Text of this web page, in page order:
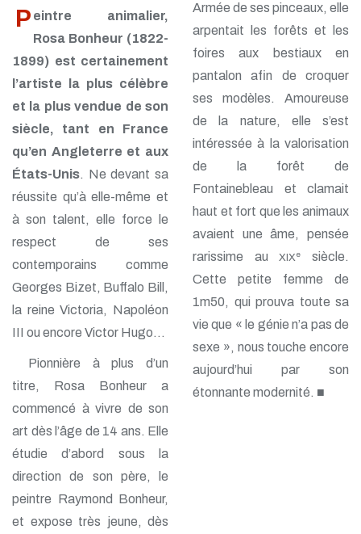
TP - Juin 2019
TP - Mai 2019
TP - Avril 2019
TP - Mars 2019
TP - Février 2019
TP - Décembre 2018
TP - Novembre 2018
TP - Octobre 2018
TP - Septembre 2018
TP - Août 2018
TP - Juillet 2018
TP - Mai 2018
TP - Avril 2018
TP - Mars 2018
TP - Janvier 2018
P eintre animalier,
Rosa Bonheur (1822-
1899) est certainement
l’artiste la plus célèbre
et la plus vendue de son
siècle, tant en France
qu’en Angleterre et aux
États-Unis. Ne devant sa
réussite qu’à elle-même et
à son talent, elle force le
respect de ses
contemporains comme
Georges Bizet, Buffalo Bill,
la reine Victoria, Napoléon
III ou encore Victor Hugo…
Pionnière à plus d’un
titre, Rosa Bonheur a
commencé à vivre de son
art dès l’âge de 14 ans. Elle
étudie d’abord sous la
direction de son père, le
peintre Raymond Bonheur,
et expose très jeune, dès
Armée de ses pinceaux, elle
arpentait les forêts et les
foires aux bestiaux en
pantalon afin de croquer
ses modèles. Amoureuse
de la nature, elle s’est
intéressée à la valorisation
de la forêt de
Fontainebleau et clamait
haut et fort que les animaux
avaient une âme, pensée
rarissime auXIXe
siècle.
Cette petite femme de
1m50, qui prouva toute sa
vie que « le génie n’a pas de
sexe », nous touche encore
aujourd’hui par son
étonnante modernité. ■